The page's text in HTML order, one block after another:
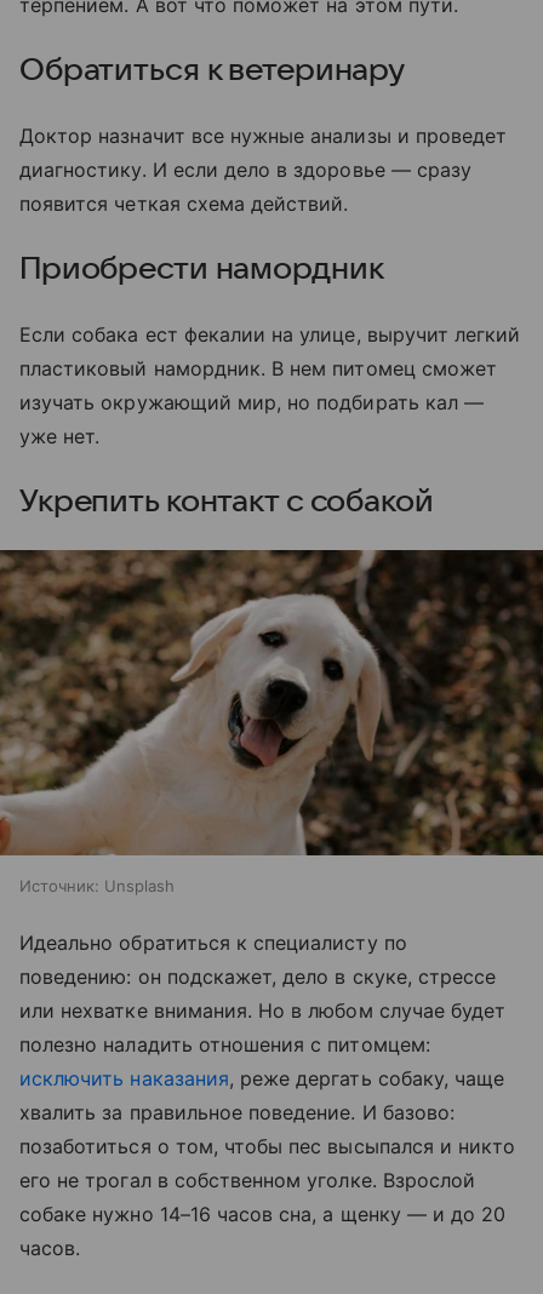
терпением. А вот что поможет на этом пути.
Обратиться к ветеринару
Доктор назначит все нужные анализы и проведет
диагностику. И если дело в здоровье — сразу
появится четкая схема действий.
Приобрести намордник
Если собака ест фекалии на улице, выручит легкий
пластиковый намордник. В нем питомец сможет
изучать окружающий мир, но подбирать кал —
уже нет.
Укрепить контакт с собакой
Источник: Unsplash
Идеально обратиться к специалисту по
поведению: он подскажет, дело в скуке, стрессе
или нехватке внимания. Но в любом случае будет
полезно наладить отношения с питомцем:
исключить наказания, реже дергать собаку, чаще
хвалить за правильное поведение. И базово:
позаботиться о том, чтобы пес высыпался и никто
его не трогал в собственном уголке. Взрослой
собаке нужно 14–16 часов сна, а щенку — и до 20
часов.